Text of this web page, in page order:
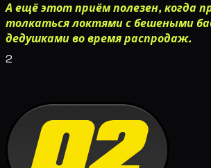
А ещё этот приём полезен, когда
толкаться локтями с бешеными
дедушками во время распродаж.
2